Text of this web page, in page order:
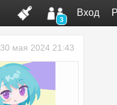
3
Вход
30 мая 2024 21:43